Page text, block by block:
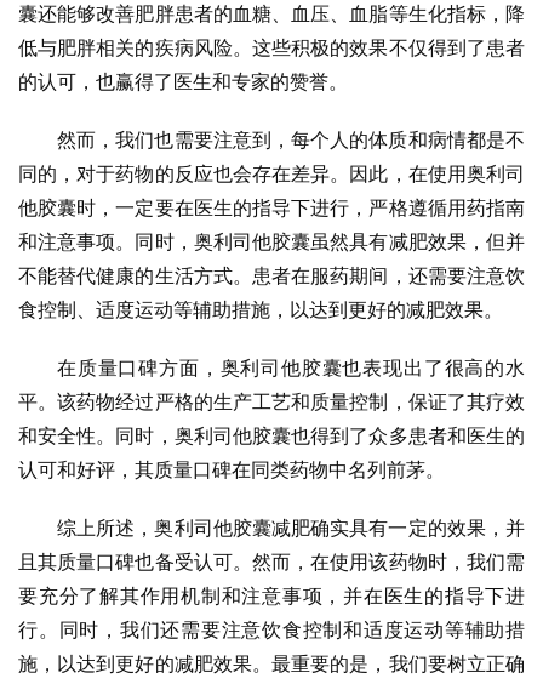
囊还能够改善肥胖患者的血糖、血压、血脂等生化指标，降
低与肥胖相关的疾病风险。这些积极的效果不仅得到了患者
的认可，也赢得了医生和专家的赞誉。
然而，我们也需要注意到，每个人的体质和病情都是不
同的，对于药物的反应也会存在差异。因此，在使用奥利司
他胶囊时，一定要在医生的指导下进行，严格遵循用药指南
和注意事项。同时，奥利司他胶囊虽然具有减肥效果，但并
不能替代健康的生活方式。患者在服药期间，还需要注意饮
食控制、适度运动等辅助措施，以达到更好的减肥效果。
在质量口碑方面，奥利司他胶囊也表现出了很高的水
平。该药物经过严格的生产工艺和质量控制，保证了其疗效
和安全性。同时，奥利司他胶囊也得到了众多患者和医生的
认可和好评，其质量口碑在同类药物中名列前茅。
综上所述，奥利司他胶囊减肥确实具有一定的效果，并
且其质量口碑也备受认可。然而，在使用该药物时，我们需
要充分了解其作用机制和注意事项，并在医生的指导下进
行。同时，我们还需要注意饮食控制和适度运动等辅助措
施，以达到更好的减肥效果。最重要的是，我们要树立正确